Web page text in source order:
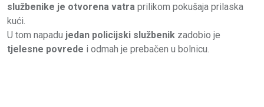
službenike je otvorena vatra prilikom pokušaja prilaska
kući.
U tom napadu jedan policijski službenik zadobio je
tjelesne povrede i odmah je prebačen u bolnicu.